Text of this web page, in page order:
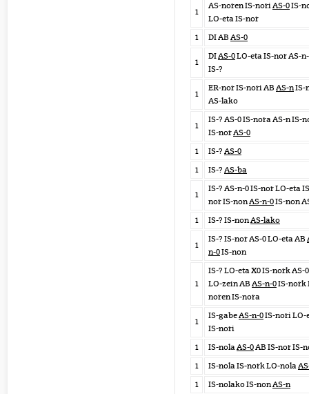
1
AS-noren IS-noriAS-0IS-
LO-eta IS-nor
1
DI AB AS-0
1
DIAS-0LO-eta IS-nor AS-
IS-?
1
ER-nor IS-nori AB AS-nIS-
AS-lako
1
IS-? AS-0 IS-nora AS-n IS-
IS-norAS-0
1
IS-? AS-0
1
IS-? AS-ba
1
IS-? AS-n-0 IS-nor LO-eta
nor IS-nonAS-n-0IS-non
1
IS-? IS-nonAS-lako
1
IS-? IS-nor AS-0 LO-eta AB
n-0IS-non
1
IS-? LO-eta X0 IS-nork AS-0
LO-zein AB AS-n-0IS-nork
noren IS-nora
1
IS-gabeAS-n-0IS-nori LO-
IS-nori
1
IS-nolaAS-0AB IS-nor IS-
1
IS-nola IS-nork LO-nola
1
IS-nolako IS-nonAS-n